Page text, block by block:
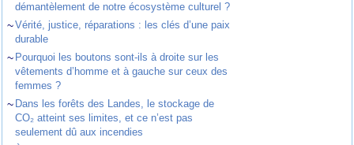
démantèlement de notre écosystème culturel ?
~Vérité, justice, réparations : les clés d’une paix
durable
~ Pourquoi les boutons sont-ils à droite sur les
vêtements d’homme et à gauche sur ceux des
femmes ?
~ Dans les forêts des Landes, le stockage de
CO₂ atteint ses limites, et ce n’est pas
seulement dû aux incendies